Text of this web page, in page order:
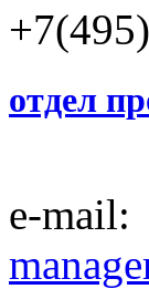
отдел
e-mail: